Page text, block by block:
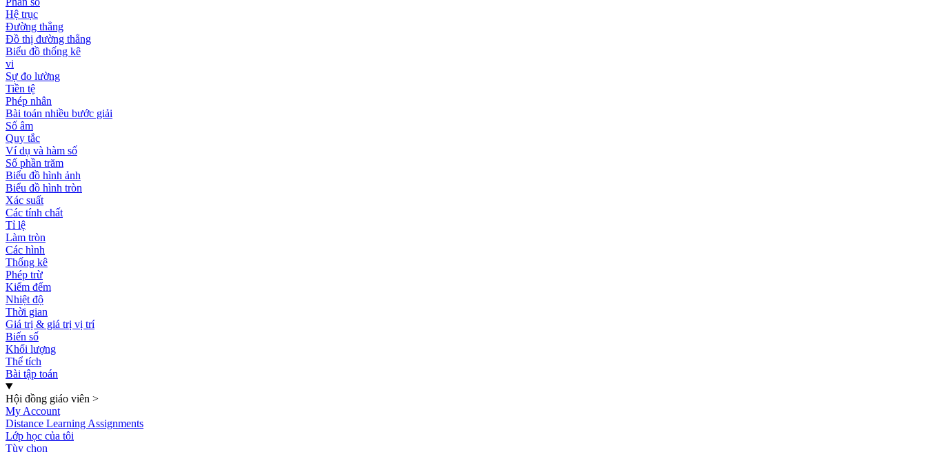
Hệ trục
Đường thẳng
Đồ thị đường thẳng
Biểu đồ thống kê
vi
Sự đo lường
Tiền tệ
Phép nhân
Bài toán nhiều bước giải
Số âm
Quy tắc
Ví dụ và hàm số
Số phần trăm
Biểu đồ hình ảnh
Biểu đồ hình tròn
Xác suất
Các tính chất
Tỉ lệ
Làm tròn
Các hình
Thống kê
Phép trừ
Kiểm đếm
Nhiệt độ
Thời gian
Giá trị & giá trị vị trí
Biến số
Khối lượng
Thể tích
Bài tập toán
Hội đồng giáo viên >
My Account
Distance Learning Assignments
Lớp học của tôi
Tùy chọn